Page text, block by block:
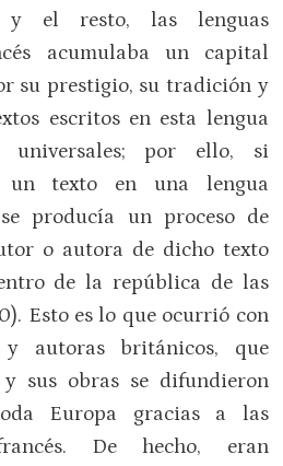
y el resto, las lenguas
acumulaba un capital
su prestigio, su tradición y
escritos en esta lengua
universales; por ello, si
un texto en una lengua
producía un proceso de
o autora de dicho texto
de la república de las
Esto es lo que ocurrió con
y autoras británicos, que
sus obras se difundieron
Europa gracias a las
De hecho, eran